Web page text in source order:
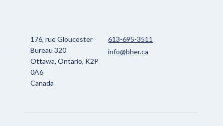
176, rue Gloucester
Bureau 320
Ottawa, Ontario, K2P
0A6
Canada
613-695-3511
info@bher.ca